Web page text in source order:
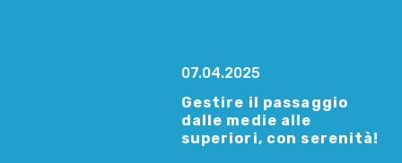
07.04.2025
Gestire il passaggio
dalle medie alle
superiori, con serenità!